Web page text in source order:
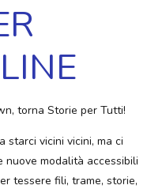
torna Storie per Tutti!
starci vicini vicini, ma ci
nuove modalità accessibili
tessere fili, trame, storie,